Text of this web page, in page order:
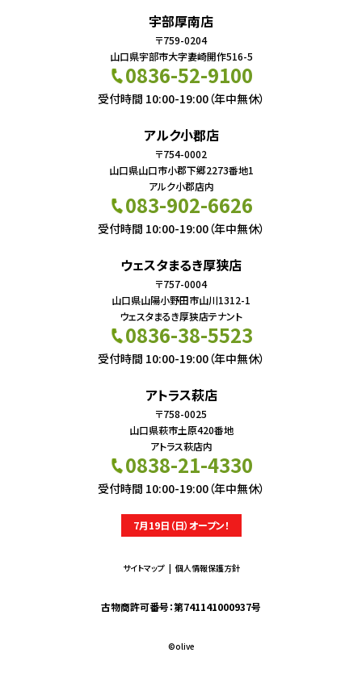
宇部厚南店
〒759-0204
山口県宇部市大字妻崎開作516-5
0836-52-9100
受付時間 10:00-19:00（年中無休）
アルク小郡店
〒754-0002
山口県山口市小郡下郷2273番地1
アルク小郡店内
083-902-6626
受付時間 10:00-19:00（年中無休）
ウェスタまるき厚狭店
〒757-0004
山口県山陽小野田市山川1312-1
ウェスタまるき厚狭店テナント
0836-38-5523
受付時間 10:00-19:00（年中無休）
アトラス萩店
〒758-0025
山口県萩市土原420番地
アトラス萩店内
0838-21-4330
受付時間 10:00-19:00（年中無休）
7月19日（日）オープン！
サイトマップ 個人情報保護方針
古物商許可番号：第741141000937号
©︎olive